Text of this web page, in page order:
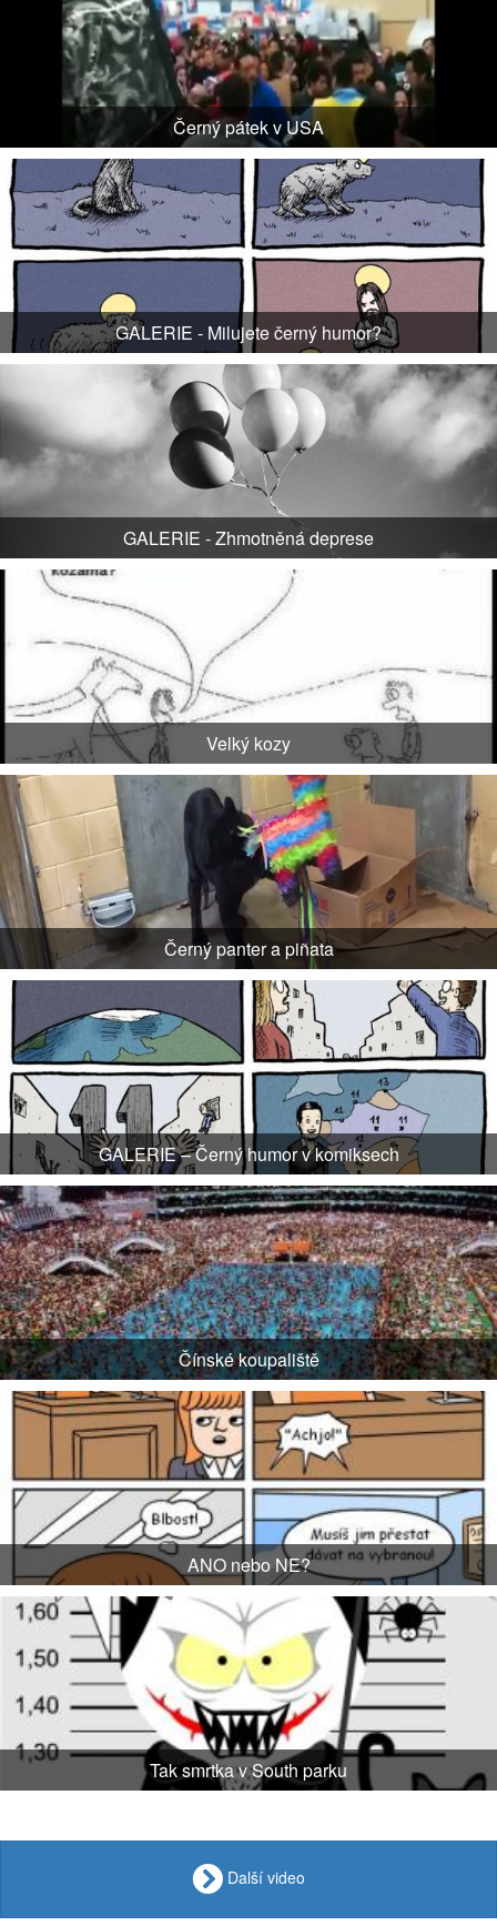
Černý pátek v USA
GALERIE - Milujete černý humor?
GALERIE - Zhmotněná deprese
Velký kozy
Černý panter a piñata
GALERIE – Černý humor v komiksech
Čínské koupaliště
ANO nebo NE?
Tak smrtka v South parku
Další video